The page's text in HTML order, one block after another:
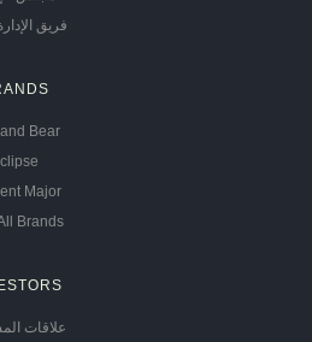
فريق الإدارة
and Bear
Major
Brands
علاقات